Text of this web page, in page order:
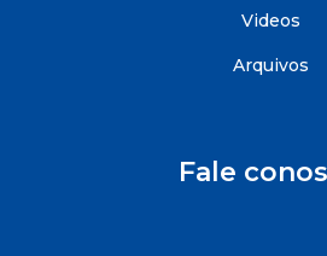
Videos
Arquivos
Fale